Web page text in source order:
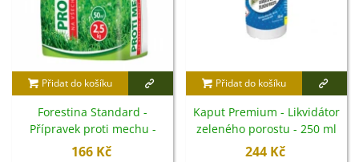
Přidat do košíku
Forestina Standard -
Přípravek proti mechu -
2,5 kg
166 Kč
Přidat do košíku
Kaput Premium - Likvidátor
zeleného porostu - 250 ml
244 Kč